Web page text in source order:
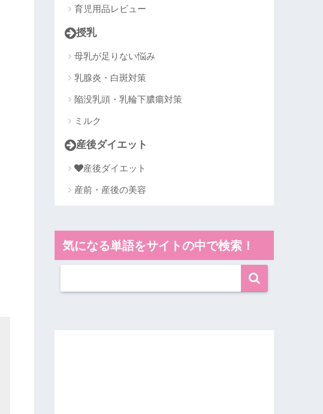
育児用品レビュー
授乳
母乳が足りない悩み
乳腺炎・白斑対策
陥没乳頭・乳輪下膿瘍対策
ミルク
産後ダイエット
産後ダイエット
産前・産後の美容
気になる単語をサイトの中で検索！